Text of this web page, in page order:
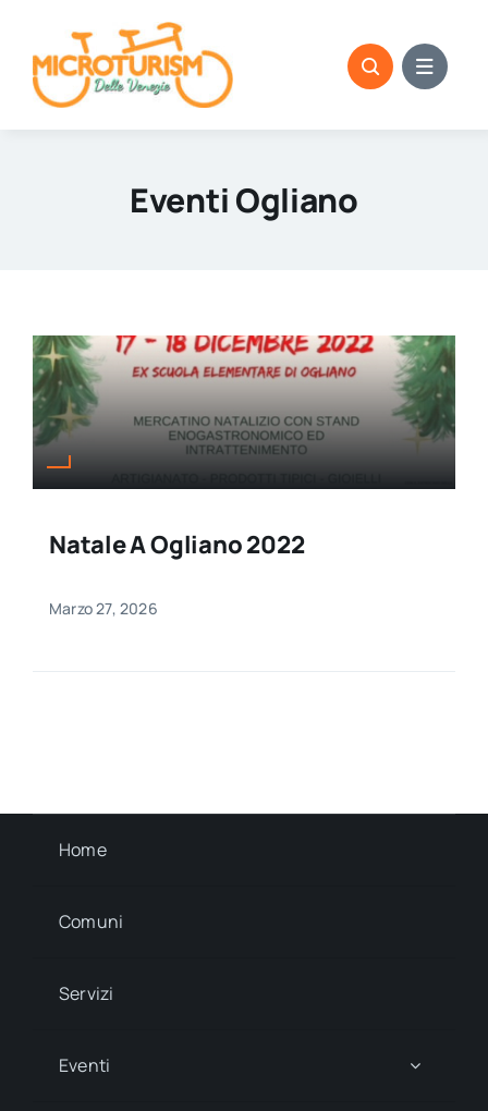
content
Eventi Ogliano
Natale A Ogliano 2022
Marzo 27, 2026
Home
Comuni
Servizi
Eventi